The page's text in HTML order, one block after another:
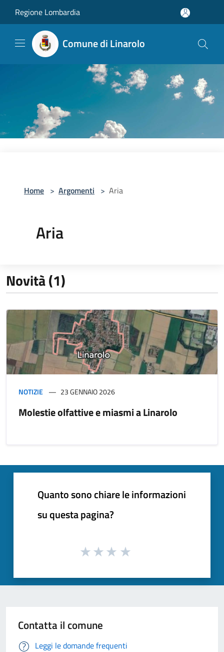
Regione Lombardia
Comune di Linarolo
Home > Argomenti > Aria
Aria
Novità (1)
NOTIZIE 23 GENNAIO 2026
Molestie olfattive e miasmi a Linarolo
Quanto sono chiare le informazioni
su questa pagina?
Contatta il comune
Leggi le domande frequenti